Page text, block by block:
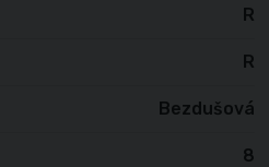
R
R
Bezdušová
8